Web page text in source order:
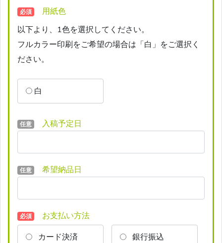
必須 用紙色
以下より、1色を選択してください。
フルカラー印刷をご希望の場合は「白」をご選択く
ださい。
白
任意 入稿予定日
任意 希望納品日
必須 お支払い方法
カード決済
銀行振込